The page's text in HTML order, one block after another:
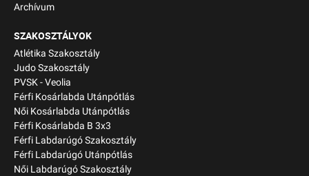
Archívum
SZAKOSZTÁLYOK
Atlétika Szakosztály
Judo Szakosztály
PVSK - Veolia
Férfi Kosárlabda Utánpótlás
Női Kosárlabda Utánpótlás
Férfi Kosárlabda B 3x3
Férfi Labdarúgó Szakosztály
Férfi Labdarúgó Utánpótlás
Női Labdarúgó Szakosztály